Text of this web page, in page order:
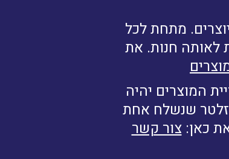
מתחת לכל
לאותה חנות. את
המוצרים יהיה
שנשלח אחת
כאן:צור קשר